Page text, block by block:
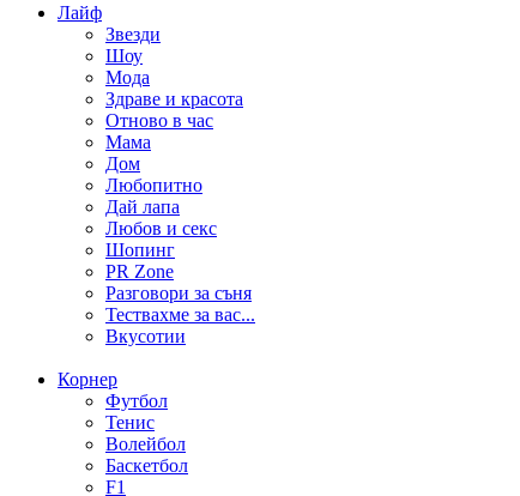
Лайф
Звезди
Шоу
Мода
Здраве и красота
Отново в час
Мама
Дом
Любопитно
Дай лапа
Любов и секс
Шопинг
PR Zone
Разговори за съня
Тествахме за вас...
Вкусотии
Корнер
Футбол
Тенис
Волейбол
Баскетбол
F1